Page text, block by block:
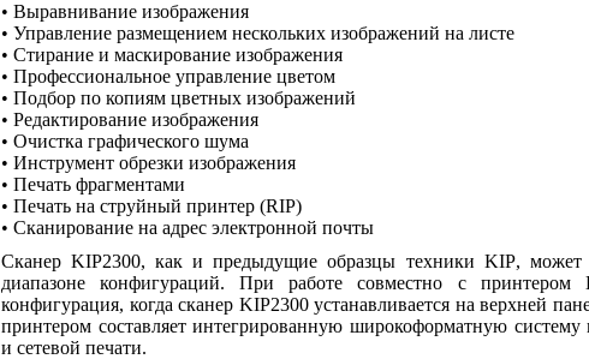
• Выравнивание изображения
• Управление размещением нескольких изображений на листе
• Стирание и маскирование изображения
• Профессиональное управление цветом
• Подбор по копиям цветных изображений
• Редактирование изображения
• Очистка графического шума
• Инструмент обрезки изображения
• Печать фрагментами
• Печать на струйный принтер (RIP)
• Сканирование на адрес электронной почты
СканерKIP2300, как и предыдущие образцы техники KIP, может
диапазоне конфигураций. При работе совместно с принтером
конфигурация, когда сканер KIP2300 устанавливается на верхней
принтером составляет интегрированную широкоформатную систему
и сетевой печати.